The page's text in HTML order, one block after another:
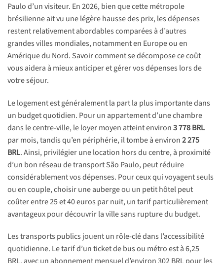
Paulo d’un visiteur. En 2026, bien que cette métropole
brésilienne ait vu une légère hausse des prix, les dépenses
restent relativement abordables comparées à d’autres
grandes villes mondiales, notamment en Europe ou en
Amérique du Nord. Savoir comment se décompose ce coût
vous aidera à mieux anticiper et gérer vos dépenses lors de
votre séjour.
Le logement est généralement la part la plus importante dans
un budget quotidien. Pour un appartement d’une chambre
dans le centre-ville, le loyer moyen atteint environ3 778 BRL
par mois, tandis qu’en périphérie, il tombe à environ2 275
BRL. Ainsi, privilégier une location hors du centre, à proximité
d’un bon réseau de transport São Paulo, peut réduire
considérablement vos dépenses. Pour ceux qui voyagent seuls
ou en couple, choisir une auberge ou un petit hôtel peut
coûter entre 25 et 40 euros par nuit, un tarif particulièrement
avantageux pour découvrir la ville sans rupture du budget.
Les transports publics jouent un rôle-clé dans l’accessibilité
quotidienne. Le tarif d’un ticket de bus ou métro est à 6,25